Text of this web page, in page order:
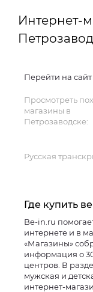
Интернет-
Перейти на
Просмотреть
магазины в
Петрозаводске:
Русская
Где купить
Be-in.ru
интернете и в
«Магазины»
информация о
центров. В
мужская и
интернет-